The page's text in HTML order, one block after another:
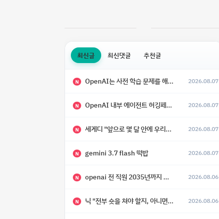
최신글 최신댓글 추천글
N OpenAI는 사전 학습 문제를 해결했으며, 'Doug'라는 코드명을 가진 훨씬 더 큰 모델을 활발히 개발 중 2026.08.07
N OpenAI 내부 에이전트 허깅페이스 해킹 사건 정리 2026.08.07
N 세게디 "앞으로 몇 달 안에 우리는 전복적 AI, 적대적 AI 둘 다 보게 될 것" 2026.08.07
N gemini 3.7 flash 떡밥 2026.08.07
N openai 전 직원 2035년까지 텔레파시가 어떻게 생길 수 있는지 2026.08.06
N 닉 "전부 숏을 쳐야 할지, 아니면 특이점이 오니까 전부 롱을 쳐야 할지 모르겠다.” 2026.08.06